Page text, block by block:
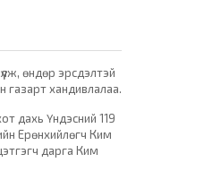
өндөр эрсдэлтэй
газарт хандивлалаа.
дахь Үндэсний 119
Ерөнхийлөгч Ким
дарга Ким